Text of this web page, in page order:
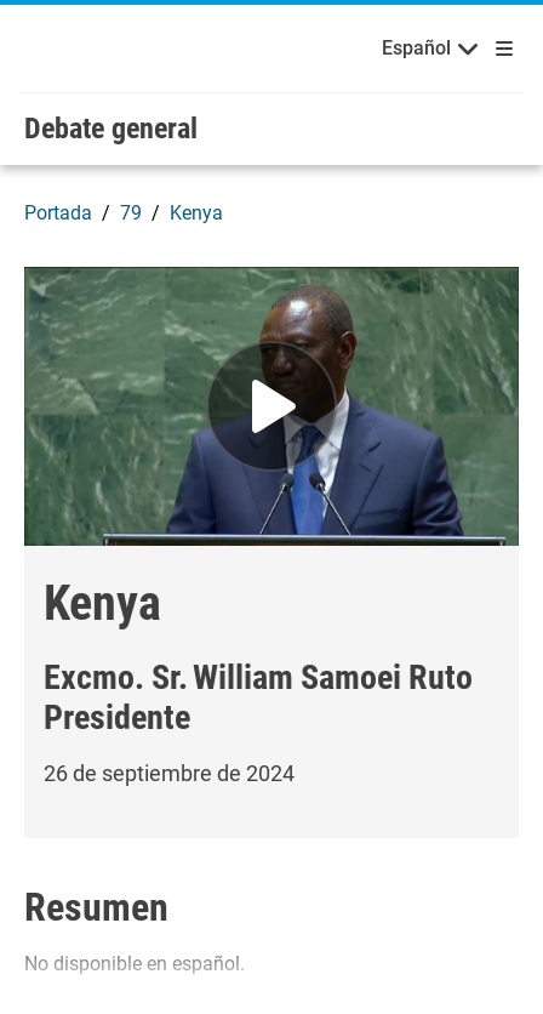
Skip to main content / navigation
Bienvenidos a las Naciones Unidas
Español
Debate general
Portada 79 Kenya
Kenya
Excmo. Sr.William Samoei Ruto
Presidente
26 de septiembre de 2024
Resumen
No disponible en español.